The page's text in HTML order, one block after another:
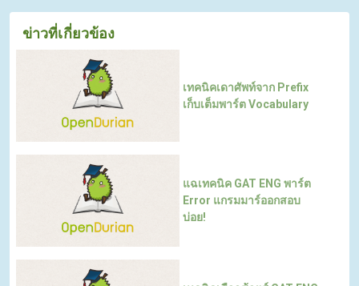
ข่าวที่เกี่ยวข้อง
เทคนิคเดาศัพท์จาก Prefix
เก็บเต็มพาร์ต Vocabulary
แฉเทคนิค GAT ENG พาร์ต
Error แกรมมาร์ออกสอบ
บ่อย!